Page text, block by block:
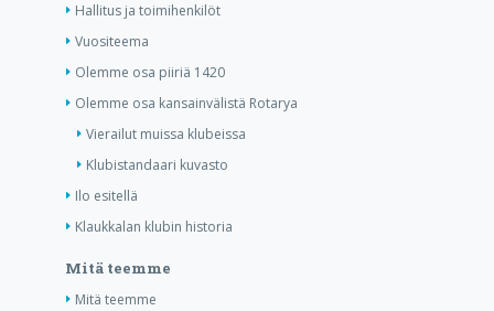
Hallitus ja toimihenkilöt
Vuositeema
Olemme osa piiriä 1420
Olemme osa kansainvälistä Rotarya
Vierailut muissa klubeissa
Klubistandaari kuvasto
Ilo esitellä
Klaukkalan klubin historia
Mitä teemme
Mitä teemme